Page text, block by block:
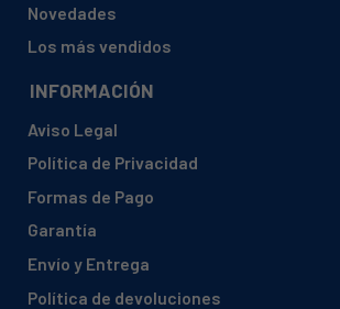
ELECTROLUX, 94774083400 EKM 6746 X
ELECTROLUX, 94774093700 EKM 6722 X
ELECTROLUX, 94774094600 EKM 6711 X
Novedades
Los más vendidos
INFORMACIÓN
Aviso Legal
Política de Privacidad
Formas de Pago
Garantía
Envío y Entrega
Política de devoluciones